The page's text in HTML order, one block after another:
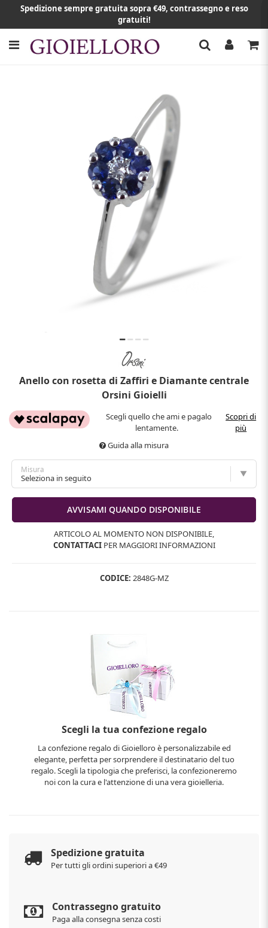
Spedizione sempre gratuita sopra €49, contrassegno e reso
gratuiti!
Anello con rosetta di Zaffiri e Diamante centrale
Orsini Gioielli
Scegli quello che ami e pagalo
lentamente.
Scopri di
più
Guida alla misura
Misura
ARTICOLO AL MOMENTO NON DISPONIBILE,
CONTATTACIPER MAGGIORI INFORMAZIONI
CODICE: 2848G-MZ
Scegli la tua confezione regalo
La confezione regalo di Gioielloro è personalizzabile ed
elegante, perfetta per sorprendere il destinatario del tuo
regalo. Scegli la tipologia che preferisci, la confezioneremo
noi con la cura e l'attenzione di una vera gioielleria.
Spedizione gratuita
Per tutti gli ordini superiori a €49
Contrassegno gratuito
Paga alla consegna senza costi